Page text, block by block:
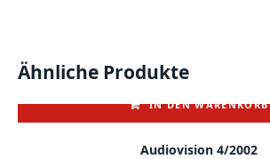
Ähnliche Produkte
IN DEN WARENKORB
Audiovision 4/2002